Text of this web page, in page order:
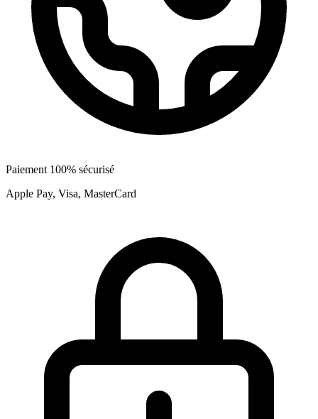
Paiement 100% sécurisé
Apple Pay, Visa, MasterCard